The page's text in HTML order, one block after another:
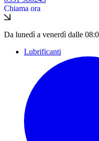
Chiama ora
Da lunedì a venerdì dalle
Lubrificanti